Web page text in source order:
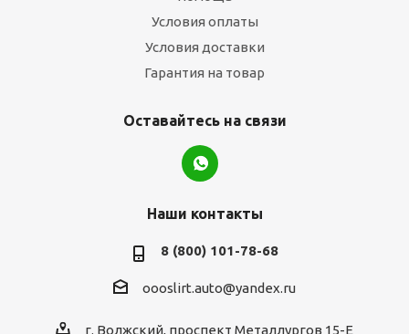
Условия оплаты
Условия доставки
Гарантия на товар
Оставайтесь на связи
Наши контакты
8 (800) 101-78-68
oooslirt.auto@yandex.ru
г. Волжский, проспект Металлургов 15-Е